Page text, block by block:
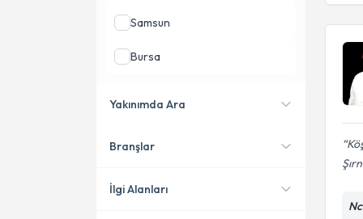
Samsun
Bursa
Yakınımda Ara
Konumuma yakın uzmanları
Branşlar
İlgi Alanları